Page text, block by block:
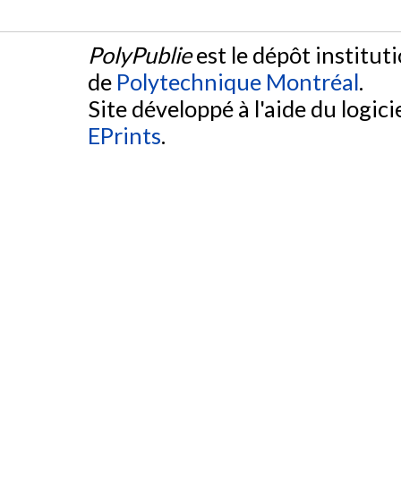
PolyPublieest le dépôt
de Polytechnique Montréal.
Site développé à l'aide du
EPrints.